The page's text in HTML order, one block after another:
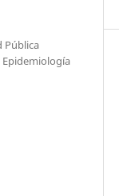
Pública
Epidemiología